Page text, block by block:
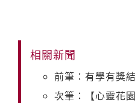
相關新聞
前筆：有學有獎
次筆：【心靈花